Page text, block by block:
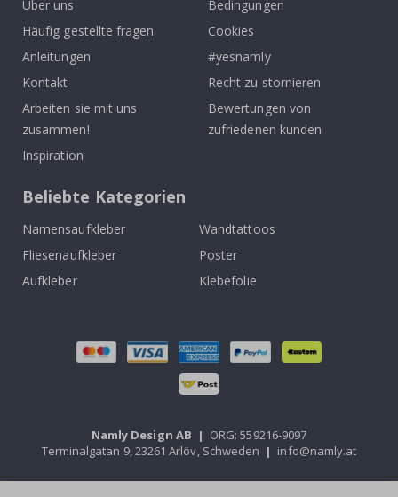
Über uns
Häufig gestellte fragen
Anleitungen
Kontakt
Arbeiten sie mit uns
zusammen!
Inspiration
Bedingungen
Cookies
#yesnamly
Recht zu stornieren
Bewertungen von
zufriedenen kunden
Beliebte Kategorien
Namensaufkleber
Wandtattoos
Fliesenaufkleber
Poster
Aufkleber
Klebefolie
Namly Design AB | ORG: 559216-9097
Terminalgatan 9, 23261 Arlöv, Schweden | info@namly.at